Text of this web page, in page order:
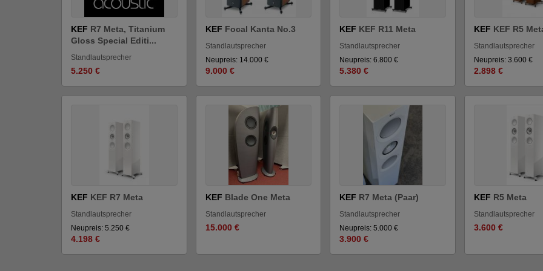
KEF R7 Meta, Titanium
Gloss Special Editi...
Standlautsprecher
5.250 €
KEF Focal Kanta No.3
Standlautsprecher
Neupreis: 14.000 €
9.000 €
KEF KEF R11 Meta
Standlautsprecher
Neupreis: 6.800 €
5.380 €
KEF KEF R5
Standlautsprecher
Neupreis: 3.600 €
2.898 €
KEF KEF R7 Meta
Standlautsprecher
Neupreis: 5.250 €
4.198 €
KEF Blade One Meta
Standlautsprecher
15.000 €
KEF R7 Meta (Paar)
Standlautsprecher
Neupreis: 5.000 €
3.900 €
KEF R5 Meta
Standlautsprecher
3.600 €